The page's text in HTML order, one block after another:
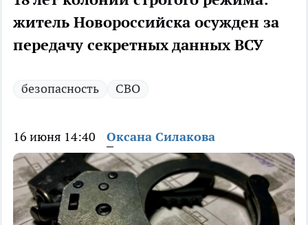
житель Новороссийска осужден за
передачу секретных данных ВСУ
безопасность СВО
16 июня 14:40 Оксана Силакова